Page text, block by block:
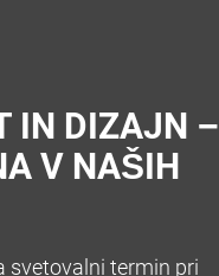
IN DIZAJN –
V NAŠIH
svetovalni termin pri